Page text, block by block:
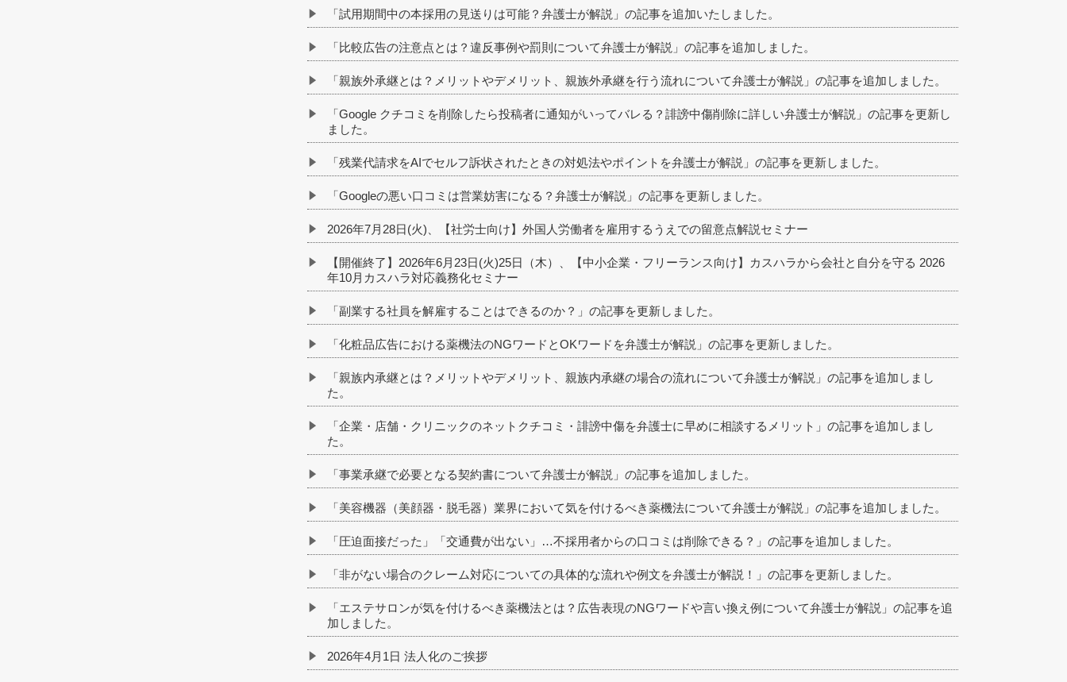
「試用期間中の本採用の見送りは可能？弁護士が解説」の記事を追加いたしました。
「比較広告の注意点とは？違反事例や罰則について弁護士が解説」の記事を追加しました。
「親族外承継とは？メリットやデメリット、親族外承継を行う流れについて弁護士が解説」の記事を追加しました。
「Google クチコミを削除したら投稿者に通知がいってバレる？誹謗中傷削除に詳しい弁護士が解説」の記事を更新し
ました。
「残業代請求をAIでセルフ訴状されたときの対処法やポイントを弁護士が解説」の記事を更新しました。
「Googleの悪い口コミは営業妨害になる？弁護士が解説」の記事を更新しました。
2026年7月28日(火)、【社労士向け】外国人労働者を雇用するうえでの留意点解説セミナー
【開催終了】2026年6月23日(火)25日（木）、【中小企業・フリーランス向け】カスハラから会社と自分を守る 2026
年10月カスハラ対応義務化セミナー
「副業する社員を解雇することはできるのか？」の記事を更新しました。
「化粧品広告における薬機法のNGワードとOKワードを弁護士が解説」の記事を更新しました。
「親族内承継とは？メリットやデメリット、親族内承継の場合の流れについて弁護士が解説」の記事を追加しまし
た。
「企業・店舗・クリニックのネットクチコミ・誹謗中傷を弁護士に早めに相談するメリット」の記事を追加しまし
た。
「事業承継で必要となる契約書について弁護士が解説」の記事を追加しました。
「美容機器（美顔器・脱毛器）業界において気を付けるべき薬機法について弁護士が解説」の記事を追加しました。
「圧迫面接だった」「交通費が出ない」…不採用者からの口コミは削除できる？」の記事を追加しました。
「非がない場合のクレーム対応についての具体的な流れや例文を弁護士が解説！」の記事を更新しました。
「エステサロンが気を付けるべき薬機法とは？広告表現のNGワードや言い換え例について弁護士が解説」の記事を追
加しました。
2026年4月1日 法人化のご挨拶